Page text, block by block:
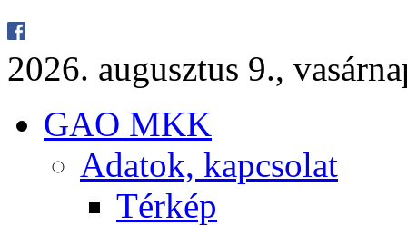
2026. au­gusz­tus 9.,
GAO MKK
Ada­tok, kap­cso­lat
Tér­kép